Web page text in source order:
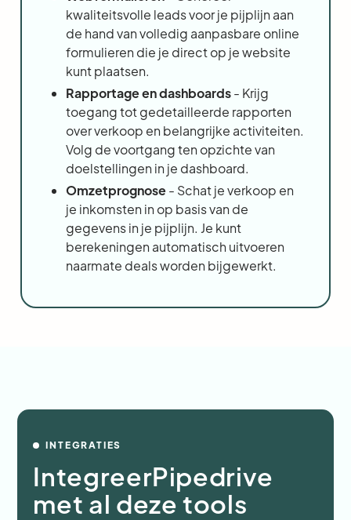
kwaliteitsvolle leads voor je pijplijn aan
de hand van volledig aanpasbare online
formulieren die je direct op je website
kunt plaatsen.
Rapportage en dashboards- Krijg
toegang tot gedetailleerde rapporten
over verkoop en belangrijke activiteiten.
Volg de voortgang ten opzichte van
doelstellingen in je dashboard.
Omzetprognose- Schat je verkoop en
je inkomsten in op basis van de
gegevens in je pijplijn. Je kunt
berekeningen automatisch uitvoeren
naarmate deals worden bijgewerkt.
INTEGRATIES
IntegreerPipedrive
met al deze tools